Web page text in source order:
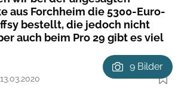
aus Forchheim die 5300-Euro-
bestellt, die jedoch nicht
auch beim Pro 29 gibt es viel
Foto: Daniel Geiger
9 Bilder